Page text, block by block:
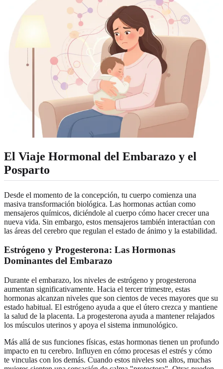
El Viaje Hormonal del Embarazo y el
Posparto
Desde el momento de la concepción, tu cuerpo comienza una
masiva transformación biológica. Las hormonas actúan como
mensajeros químicos, diciéndole al cuerpo cómo hacer crecer una
nueva vida. Sin embargo, estos mensajeros también interactúan con
las áreas del cerebro que regulan el estado de ánimo y la estabilidad.
Estrógeno y Progesterona: Las Hormonas
Dominantes del Embarazo
Durante el embarazo, los niveles de estrógeno y progesterona
aumentan significativamente. Hacia el tercer trimestre, estas
hormonas alcanzan niveles que son cientos de veces mayores que su
estado habitual. El estrógeno ayuda a que el útero crezca y mantiene
la salud de la placenta. La progesterona ayuda a mantener relajados
los músculos uterinos y apoya el sistema inmunológico.
Más allá de sus funciones físicas, estas hormonas tienen un profundo
impacto en tu cerebro. Influyen en cómo procesas el estrés y cómo
te vinculas con los demás. Cuando estos niveles son altos, muchas